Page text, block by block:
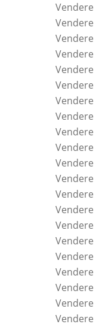
Vendere
Vendere
Vendere